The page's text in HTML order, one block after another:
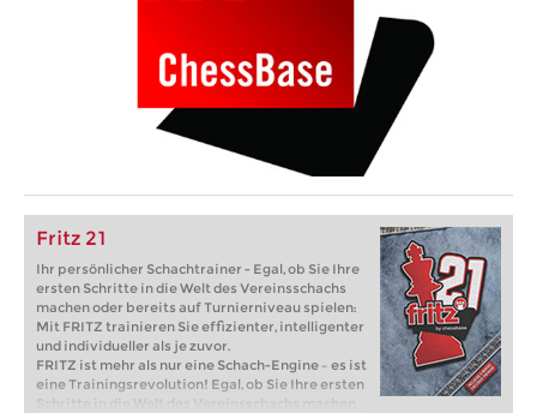
Fritz 21
Ihr persönlicher Schachtrainer - Egal, ob Sie Ihre
ersten Schritte in die Welt des Vereinsschachs
machen oder bereits auf Turnierniveau spielen:
Mit FRITZ trainieren Sie effizienter, intelligenter
und individueller als je zuvor.
FRITZ ist mehr als nur eine Schach-Engine – es ist
eine Trainingsrevolution! Egal, ob Sie Ihre ersten
Schritte in die Welt des Vereinsschachs machen